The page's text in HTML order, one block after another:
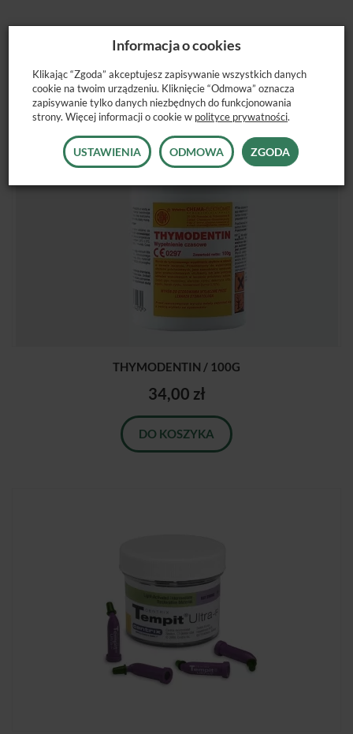
POLECANE PRODUKTY
THYMODENTIN / 100G
34,00 zł
DO KOSZYKA
Informacja o cookies
Klikając “Zgoda” akceptujesz zapisywanie wszystkich danych
cookie na twoim urządzeniu. Kliknięcie “Odmowa” oznacza
zapisywanie tylko danych niezbędnych do funkcjonowania
strony. Więcej informacji o cookie w polityce prywatności.
USTAWIENIA ODMOWA ZGODA